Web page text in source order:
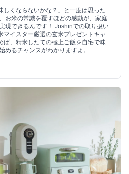
しくならないかな？」と一度は思った
お米の常識を覆すほどの感動が、家庭
現できるんです！ Joshinでの取り扱い
マイスター厳選の玄米プレゼントキャ
ば、精米したての極上ご飯を自宅で味
めるチャンスがわかりますよ。